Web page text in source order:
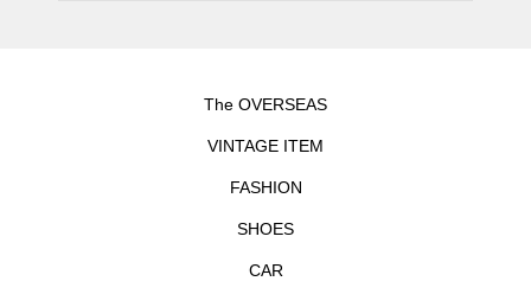
The OVERSEAS
VINTAGE ITEM
FASHION
SHOES
CAR